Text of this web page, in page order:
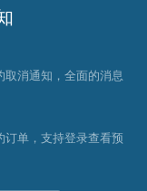
消通知，全面的消息
单，支持登录查看预